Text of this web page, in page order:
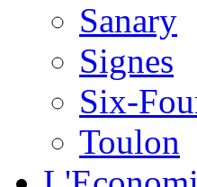
Sanary
Signes
Six-
Toulon